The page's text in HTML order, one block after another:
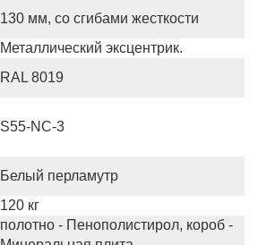
130 мм, со сгибами жесткости
Металлический эксцентрик.
RAL 8019
S55-NC-3
Белый перламутр
120 кг
полотно - Пенополистирол, короб -